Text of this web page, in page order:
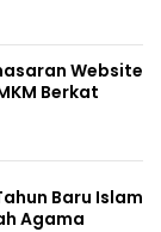
Website
Berkat
Baru Islam
Agama